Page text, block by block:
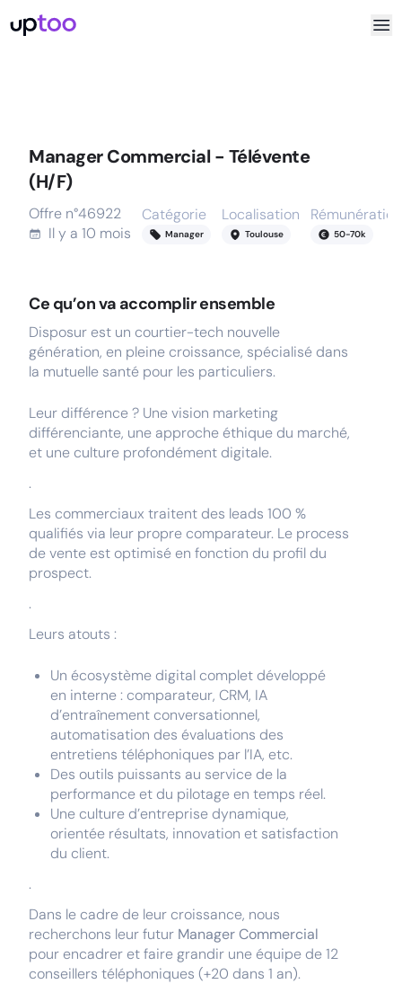
Manager Commercial - Télévente
(H/F)
Offre n°46922
Il y a 10 mois
Catégorie
Manager
Localisation
Toulouse
Rémunération
50-70k
Ce qu’on va accomplir ensemble
Disposur est un courtier-tech nouvelle
génération, en pleine croissance, spécialisé dans
la mutuelle santé pour les particuliers.
Leur différence ? Une vision marketing
différenciante, une approche éthique du marché,
et une culture profondément digitale.
.
Les commerciaux traitent des leads 100 %
qualifiés via leur propre comparateur. Le process
de vente est optimisé en fonction du profil du
prospect.
.
Leurs atouts :
Un écosystème digital complet développé
en interne : comparateur, CRM, IA
d’entraînement conversationnel,
automatisation des évaluations des
entretiens téléphoniques par l’IA, etc.
Des outils puissants au service de la
performance et du pilotage en temps réel.
Une culture d’entreprise dynamique,
orientée résultats, innovation et satisfaction
du client.
.
Dans le cadre de leur croissance, nous
recherchons leur futur Manager Commercial
pour encadrer et faire grandir une équipe de 12
conseillers téléphoniques (+20 dans 1 an).